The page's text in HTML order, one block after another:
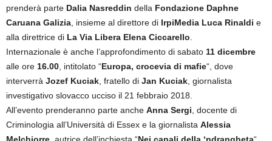
prenderà parte Dalia Nasreddin della Fondazione Daphne
Caruana Galizia , insieme al direttore di IrpiMedia Luca Rinaldi e
alla direttrice di La Via Libera Elena Ciccarello
Internazionale è anche l’approfondimento di sabato 11 dicembre
alle ore 16.00 , intitolato “Europa, crocevia di mafie“, dove
interverrà Jozef Kuciak , fratello di Jan Kuciak , giornalista
investigativo slovacco ucciso il 21 febbraio 2018.
All’evento prenderanno parte anche Anna Sergi , docente di
Criminologia all’Università di Essex e la giornalista Alessia